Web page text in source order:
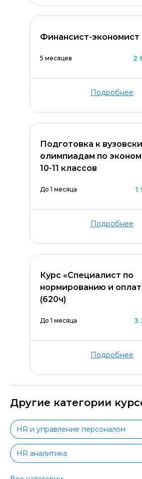
Финансист-экономист
5 месяцев 2
Подробнее
Подготовка к
олимпиадам по
10-11 классов
До 1 месяца 1
Подробнее
Курс «Специалист по
нормированию и
(620ч)
До 1 месяца 3
Подробнее
Другие категории
HR и управление персоналом
HR аналитика